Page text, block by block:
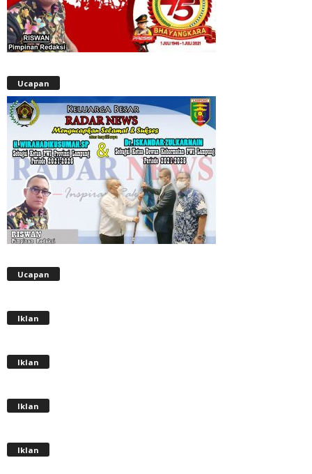
Ucapan
Ucapan
Iklan
Iklan
Iklan
Iklan